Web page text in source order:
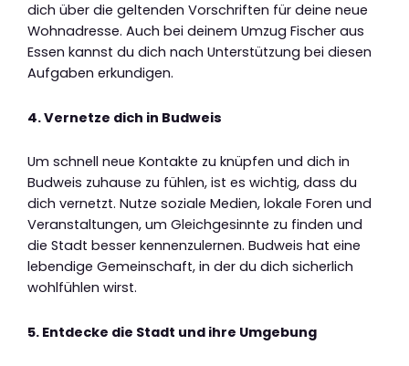
dich über die geltenden Vorschriften für deine neue
Wohnadresse. Auch bei deinem Umzug Fischer aus
Essen kannst du dich nach Unterstützung bei diesen
Aufgaben erkundigen.
4. Vernetze dich in Budweis
Um schnell neue Kontakte zu knüpfen und dich in
Budweis zuhause zu fühlen, ist es wichtig, dass du
dich vernetzt. Nutze soziale Medien, lokale Foren und
Veranstaltungen, um Gleichgesinnte zu finden und
die Stadt besser kennenzulernen. Budweis hat eine
lebendige Gemeinschaft, in der du dich sicherlich
wohlfühlen wirst.
5. Entdecke die Stadt und ihre Umgebung